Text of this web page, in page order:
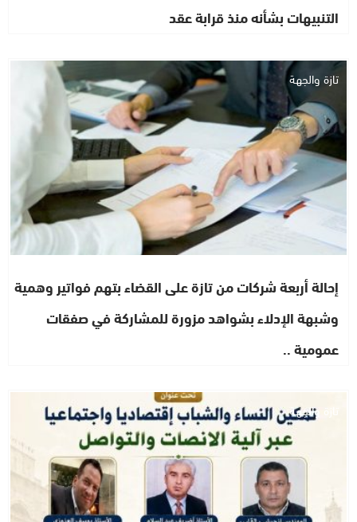
التنبيهات بشأنه منذ قرابة عقد
تازة والجهة
إحالة أربعة شركات من تازة على القضاء بتهم فواتير وهمية
وشبهة الإدلاء بشواهد مزورة للمشاركة في صفقات
عمومية ..
تازة والجهة